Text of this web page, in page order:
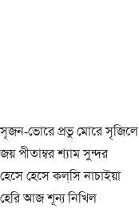
সৃজন-ভোরে প্রভু মোরে সৃজিলে
জয় পীতাম্বর শ্যাম সুন্দর
হেসে হেসে কল্‌সি নাচাইয়া
হেরি আজ শূন্য নিখিল